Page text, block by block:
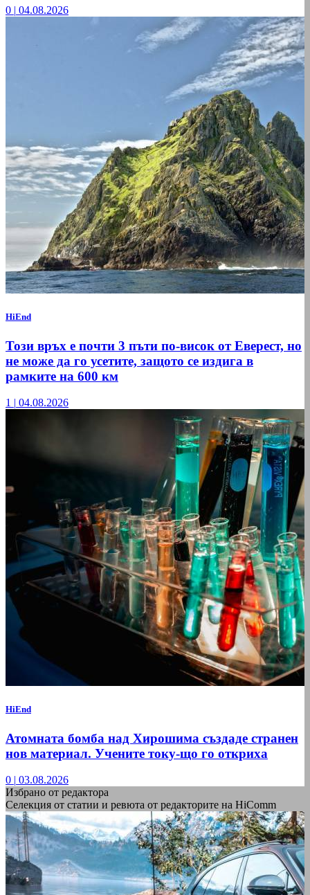
0 | 04.08.2026
HiEnd
Този връх е почти 3 пъти по-висок от Еверест, но
не може да го усетите, защото се издига в
рамките на 600 км
1 | 04.08.2026
HiEnd
Атомната бомба над Хирошима създаде странен
нов материал. Учените току-що го откриха
0 | 03.08.2026
Избрано от редактора
Селекция от статии и ревюта от редакторите на HiComm